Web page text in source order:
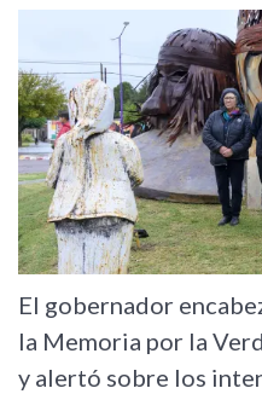
El gobernador
la Memoria por la
y alertó sobre los